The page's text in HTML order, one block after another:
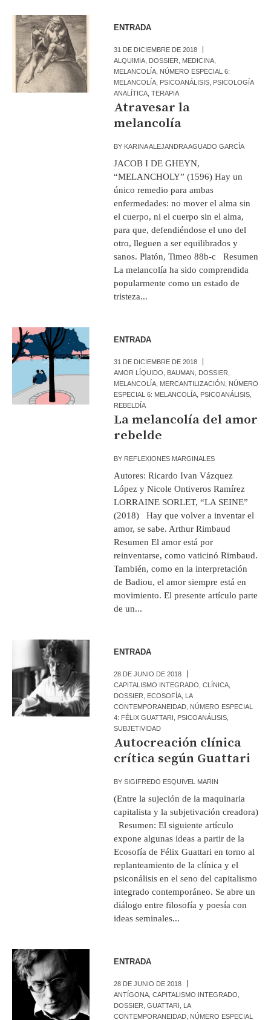
ENTRADA
31 DE DICIEMBRE DE 2018
ALQUIMIA DOSSIER MEDICINA
MELANCOLÍA NÚMERO ESPECIAL 6:
MELANCOLÍA PSICOANÁLISIS PSICOLOGÍA
ANALÍTICA ,TERAPIA
Atravesar la
melancolía
BY KARINA ALEJANDRA AGUADO GARCÍA
JACOB I DE GHEYN,
“MELANCHOLY” (1596) Hay un
único remedio para ambas
enfermedades: no mover el alma sin
el cuerpo, ni el cuerpo sin el alma,
para que, defendiéndose el uno del
otro, lleguen a ser equilibrados y
sanos. Platón, Timeo 88b-c Resumen
La melancolía ha sido comprendida
popularmente como un estado de
tristeza...
ENTRADA
31 DE DICIEMBRE DE 2018
AMOR LÍQUIDO
BAUMAN DOSSIER
MELANCOLÍA MERCANTILIZACIÓN
NÚMERO
ESPECIAL 6: MELANCOLÍA PSICOANÁLISIS
REBELDÍA
La melancolía del amor
rebelde
BY REFLEXIONES MARGINALES
Autores: Ricardo Ivan Vázquez
López y Nicole Ontiveros Ramírez
LORRAINE SORLET, “LA SEINE”
(2018) Hay que volver a inventar el
amor, se sabe. Arthur Rimbaud
Resumen El amor está por
reinventarse, como vaticinó Rimbaud.
También, como en la interpretación
de Badiou, el amor siempre está en
movimiento. El presente artículo parte
de un...
ENTRADA
28 DE JUNIO DE 2018
CAPITALISMO INTEGRADO ,CLÍNICA
DOSSIER
ECOSOFÍA LA
CONTEMPORANEIDAD NÚMERO ESPECIAL
4: FÉLIX GUATTARI
PSICOANÁLISIS
SUBJETIVIDAD
Autocreación clínica
crítica según Guattari
BYSIGIFREDO ESQUIVEL MARIN
(Entre la sujeción de la maquinaria
capitalista y la subjetivación creadora)
Resumen: El siguiente artículo
expone algunas ideas a partir de la
Ecosofía de Félix Guattari en torno al
replanteamiento de la clínica y el
psiconálisis en el seno del capitalismo
integrado contemporáneo. Se abre un
diálogo entre filosofía y poesía con
ideas seminales...
ENTRADA
28 DE JUNIO DE 2018
ANTÍGONA ,CAPITALISMO INTEGRADO
DOSSIER ,GUATTARI
LA
CONTEMPORANEIDAD NÚMERO ESPECIAL